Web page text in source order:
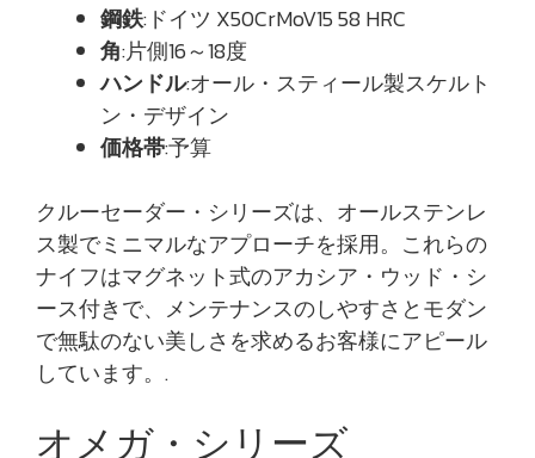
鋼鉄:ドイツ X50CrMoV15 58 HRC
角:片側16～18度
ハンドル:オール・スティール製スケルト
ン・デザイン
価格帯:予算
クルーセーダー・シリーズは、オールステンレ
ス製でミニマルなアプローチを採用。これらの
ナイフはマグネット式のアカシア・ウッド・シ
ース付きで、メンテナンスのしやすさとモダン
で無駄のない美しさを求めるお客様にアピール
しています。.
オメガ・シリーズ